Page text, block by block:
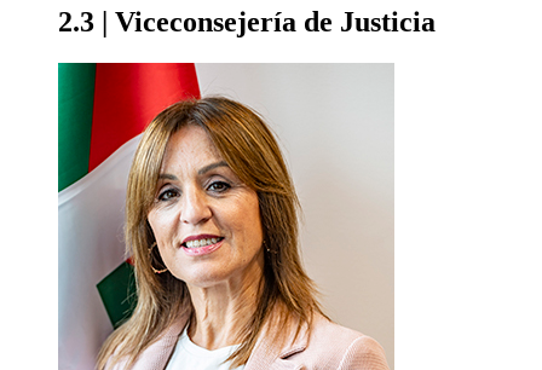
2.3 | Viceconsejería de Justicia